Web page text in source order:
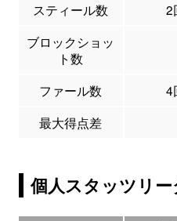
スティール数
2
ブロックショッ
ト数
ファール数 4
最大得点差
個人スタッツリー